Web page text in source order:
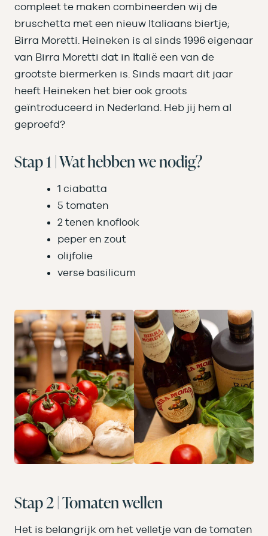
compleet te maken combineerden wij de
bruschetta met een nieuw Italiaans biertje;
Birra Moretti. Heineken is al sinds 1996 eigenaar
van Birra Moretti dat in Italië een van de
grootste biermerken is. Sinds maart dit jaar
heeft Heineken het bier ook groots
geïntroduceerd in Nederland. Heb jij hem al
geproefd?
Stap 1 | Wat hebben we nodig?
1 ciabatta
5 tomaten
2 tenen knoflook
peper en zout
olijfolie
verse basilicum
Stap 2 | Tomaten wellen
Het is belangrijk om het velletje van de tomaten